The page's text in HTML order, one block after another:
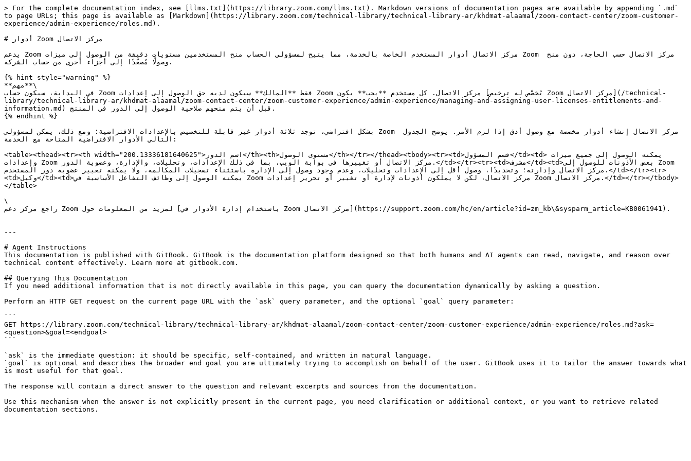
> For the complete documentation index, see [llms.txt](https://library.zoom.com/llms.txt). Markdown versions of documentation pages are available by appending `.md`
to page URLs; this page is available as [Markdown](https://library.zoom.com/technical-library/technical-library-ar/khdmat-alaamal/zoom-contact-center/zoom-customer-
experience/admin-experience/roles.md).
# أدوار Zoom مركز الاتصال
يدعم Zoom مركز الاتصال أدوار المستخدم الخاصة بالخدمة، مما يتيح لمسؤولي الحساب منح المستخدمين مستويات دقيقة من الوصول إلى ميزات Zoom مركز الاتصال حسب الحاجة، دون منح
وصولًا مُصعَّدًا إلى أجزاء أخرى من حساب الشركة.
{% hint style="warning" %}
**مهم**\
في البداية، سيكون حساب Zoom فقط **المالك** سيكون لديه حق الوصول إلى إعدادات Zoom مركز الاتصال. كل مستخدم **يجب** يكون [يُخصَّص له ترخيص Zoom مركز الاتصال](/technical-
library/technical-library-ar/khdmat-alaamal/zoom-contact-center/zoom-customer-experience/admin-experience/managing-and-assigning-user-licenses-entitlements-and-
information.md) قبل أن يتم منحهم صلاحية الوصول إلى الدور في المنتج.
{% endhint %}
بشكل افتراضي، توجد ثلاثة أدوار غير قابلة للتخصيص بالإعدادات الافتراضية؛ ومع ذلك، يمكن لمسؤولي Zoom مركز الاتصال إنشاء أدوار مخصصة مع وصول أدق إذا لزم الأمر. يوضح الجدول
التالي الأدوار الافتراضية المتاحة مع الخدمة:
<table><thead><tr><th width="200.13336181640625">اسم الدور</th><th>مستوى الوصول</th></tr></thead><tbody><tr><td>قسم المسؤول</td><td>يمكنه الوصول إلى جميع ميزات
وإعدادات Zoom مركز الاتصال أو تغييرها في بوابة الويب، بما في ذلك الإعدادات، وتحليلات، والإدارة، وعضوية الدور.</td></tr><tr><td>مشرف</td><td>بعض الأذونات للوصول إلى Zoom
مركز الاتصال وإدارته؛ وتحديدًا، وصول أقل إلى الإعدادات وتحليلات، وعدم وجود وصول إلى الإدارة باستثناء تسجيلات المكالمة، ولا يمكنه تغيير عضوية دور المستخدم.</td></tr><tr>
<td>وكيل</td><td>يمكنه الوصول إلى وظائف التفاعل الأساسية في Zoom مركز الاتصال، لكن لا يملكون أذونات لإدارة أو تغيير أو تحرير إعدادات Zoom مركز الاتصال.</td></tr></tbody>
</table>
\
راجع مركز دعم Zoom لمزيد من المعلومات حول [باستخدام إدارة الأدوار في Zoom مركز الاتصال](https://support.zoom.com/hc/en/article?id=zm_kb\&sysparm_article=KB0061941).
---
# Agent Instructions
This documentation is published with GitBook. GitBook is the documentation platform designed so that both humans and AI agents can read, navigate, and reason over
technical content effectively. Learn more at gitbook.com.
## Querying This Documentation
If you need additional information that is not directly available in this page, you can query the documentation dynamically by asking a question.
Perform an HTTP GET request on the current page URL with the `ask` query parameter, and the optional `goal` query parameter:
```
GET https://library.zoom.com/technical-library/technical-library-ar/khdmat-alaamal/zoom-contact-center/zoom-customer-experience/admin-experience/roles.md?ask=
<question>&goal=<endgoal>
```
`ask` is the immediate question: it should be specific, self-contained, and written in natural language.
`goal` is optional and describes the broader end goal you are ultimately trying to accomplish on behalf of the user. GitBook uses it to tailor the answer towards what
is most useful for that goal.
The response will contain a direct answer to the question and relevant excerpts and sources from the documentation.
Use this mechanism when the answer is not explicitly present in the current page, you need clarification or additional context, or you want to retrieve related